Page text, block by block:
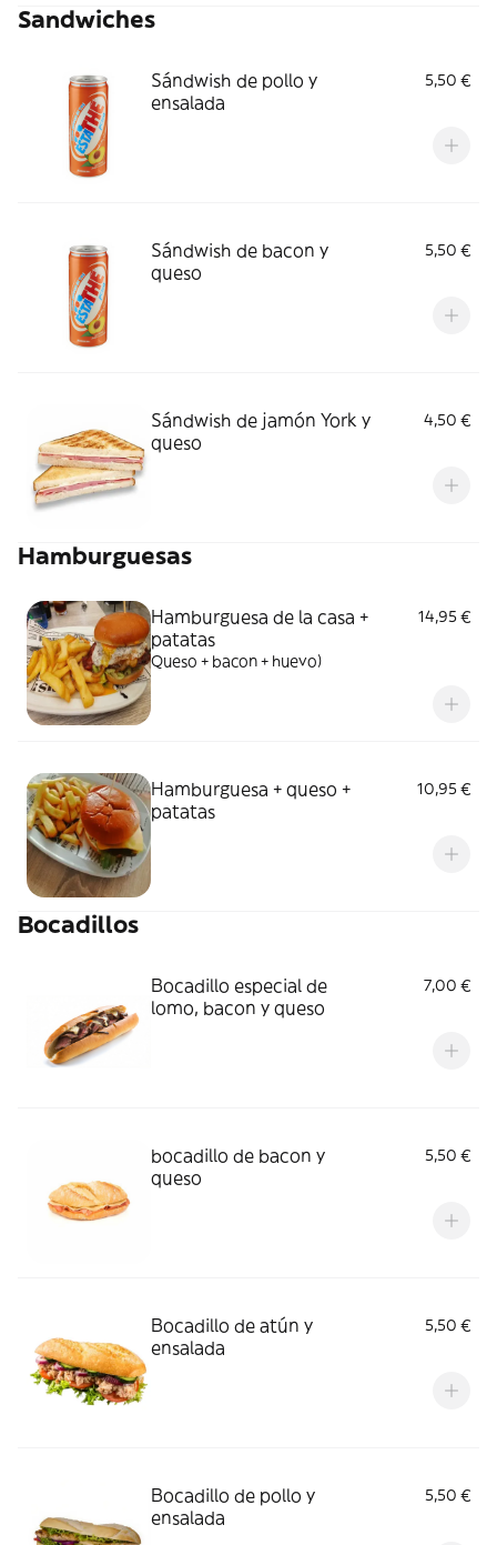
Sandwiches
Sándwish de pollo y
ensalada
5,50 €
Sándwish de bacon y
queso
5,50 €
Sándwish de jamón York y
queso
4,50 €
Hamburguesas
Hamburguesa de la casa +
patatas
14,95 €
Queso + bacon + huevo)
Hamburguesa + queso +
patatas
10,95 €
Bocadillos
Bocadillo especial de
lomo, bacon y queso
7,00 €
bocadillo de bacon y
queso
5,50 €
Bocadillo de atún y
ensalada
5,50 €
Bocadillo de pollo y
ensalada
5,50 €